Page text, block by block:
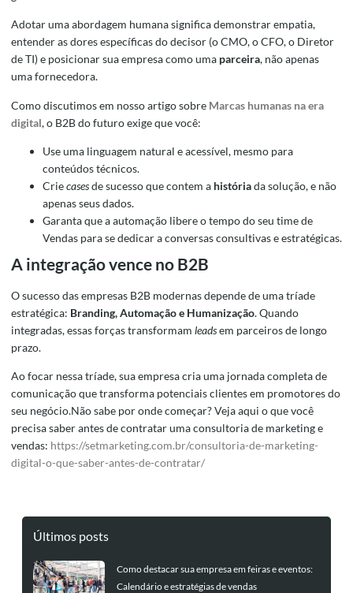
Adotar uma abordagem humana significa demonstrar empatia,
entender as dores específicas do decisor (o CMO, o CFO, o Diretor
de TI) e posicionar sua empresa como uma parceira, não apenas
uma fornecedora.
Como discutimos em nosso artigo sobre Marcas humanas na era
digital, o B2B do futuro exige que você:
Use uma linguagem natural e acessível, mesmo para
conteúdos técnicos.
Criecasesde sucesso que contem a históriada solução, e não
apenas seus dados.
Garanta que a automação libere o tempo do seu time de
Vendas para se dedicar a conversas consultivas e estratégicas.
A integração vence no B2B
O sucesso das empresas B2B modernas depende de uma tríade
estratégica: Branding, Automação e Humanização. Quando
integradas, essas forças transformam leadsem parceiros de longo
prazo.
Ao focar nessa tríade, sua empresa cria uma jornada completa de
comunicação que transforma potenciais clientes em promotores do
seu negócio.Não sabe por onde começar? Veja aqui o que você
precisa saber antes de contratar uma consultoria de marketing e
vendas: https://setmarketing.com.br/consultoria-de-marketing-
digital-o-que-saber-antes-de-contratar/
Últimos posts
Como destacar sua empresa em feiras e eventos:
Calendário e estratégias de vendas